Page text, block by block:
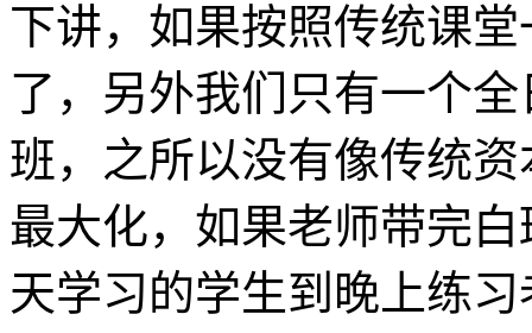
下讲，如果按照传统课
了，另外我们只有一个
班，之所以没有像传统
最大化，如果老师带完
天学习的学生到晚上练